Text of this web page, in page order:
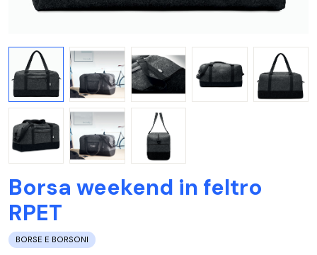
Borsa weekend in feltro
RPET
BORSE E BORSONI